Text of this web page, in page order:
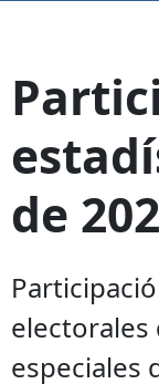
de
electorales
especiales